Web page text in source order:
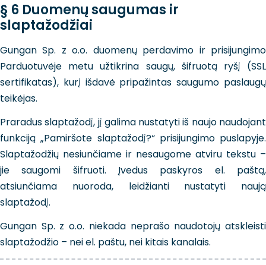
§ 6 Duomenų saugumas ir
slaptažodžiai
Gungan Sp. z o.o. duomenų perdavimo ir prisijungimo
Parduotuvėje metu užtikrina saugų, šifruotą ryšį (SSL
sertifikatas), kurį išdavė pripažintas saugumo paslaugų
teikėjas.
Praradus slaptažodį, jį galima nustatyti iš naujo naudojant
funkciją „Pamiršote slaptažodį?“ prisijungimo puslapyje.
Slaptažodžių nesiunčiame ir nesaugome atviru tekstu –
jie saugomi šifruoti. Įvedus paskyros el. paštą,
atsiunčiama nuoroda, leidžianti nustatyti naują
slaptažodį.
Gungan Sp. z o.o. niekada neprašo naudotojų atskleisti
slaptažodžio – nei el. paštu, nei kitais kanalais.